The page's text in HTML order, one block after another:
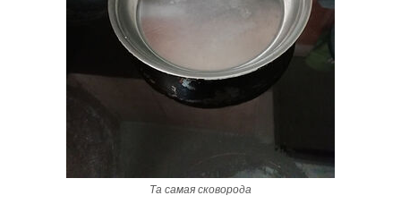
Та самая сковорода